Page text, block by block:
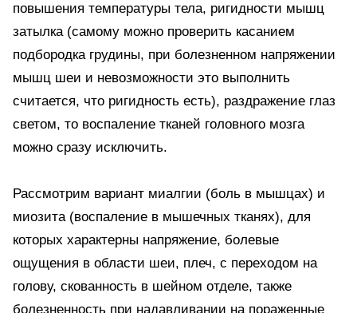
повышения температуры тела, ригидности мышц
затылка (самому можно проверить касанием
подбородка грудины, при болезненном напряжении
мышц шеи и невозможности это выполнить
считается, что ригидность есть), раздражение глаз
светом, то воспаление тканей головного мозга
можно сразу исключить.
Рассмотрим вариант миалгии (боль в мышцах) и
миозита (воспаление в мышечных тканях), для
которых характерны напряжение, болевые
ощущения в области шеи, плеч, с переходом на
голову, скованность в шейном отделе, также
болезненность при надавливании на пораженные